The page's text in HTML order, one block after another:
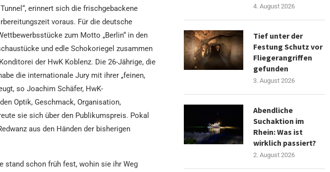
erinnert sich die frischgebackene
voraus. Für die deutsche
zum Motto „Berlin“ in den
und edle Schokoriegel zusammen
der HwK Koblenz. Die 26-Jährige, die
die internationale Jury mit ihrer „feinen,
so Joachim Schäfer, HwK-
Optik, Geschmack, Organisation,
sie sich über den Publikumspreis. Pokal
aus den Händen der bisherigen
stand schon früh fest, wohin sie ihr Weg
4. August 2026
Tief unter der
Festung Schutz vor
Fliegerangriffen
gefunden
3. August 2026
Abendliche
Suchaktion im
Rhein: Was ist
wirklich passiert?
2. August 2026